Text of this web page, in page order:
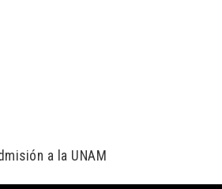
a la UNAM